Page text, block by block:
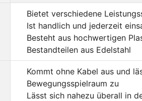
Bietet verschiedene
Ist handlich und jederzeit
Besteht aus hochwertigen
Bestandteilen aus Edelstahl
Kommt ohne Kabel aus und
Bewegungsspielraum zu
Lässt sich nahezu überall in